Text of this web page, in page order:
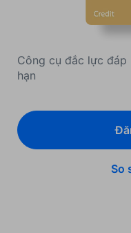
Công cụ đắc lực đáp
hạn
So